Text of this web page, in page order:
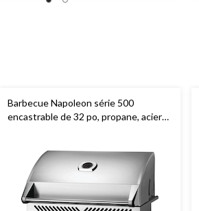
Barbecue Napoleon série 500
encastrable de 32 po, propane, acier